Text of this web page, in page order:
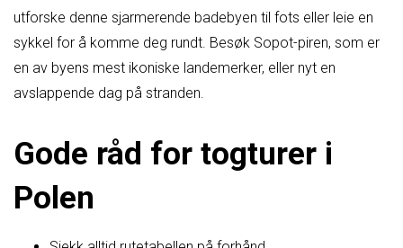
utforske denne sjarmerende badebyen til fots eller leie en
sykkel for å komme deg rundt. Besøk Sopot-piren, som er
en av byens mest ikoniske landemerker, eller nyt en
avslappende dag på stranden.
Gode råd for togturer i
Polen